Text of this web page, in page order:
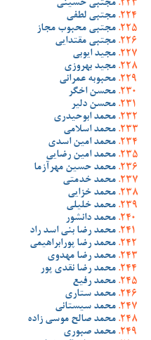
مجتبی حسینی
مجتبی لطفی
مجتبی محبوب مجاز
مجتبی مقتدایی
مجید ایوبی
مجید بهروزی
محبوبه عمرانی
محسن اخگر
محسن دلیر
محمد ابوحیدری
محمد اسلامی
محمد امین اسدی
محمد امین رضایی
محمد حسین مهرآزما
محمد خدمتی
محمد خزایی
محمد خلیلی
محمد دانشور
محمد رضا بنی اسد راد
محمد رضا پورابراهیمی
محمد رضا مهدوی
محمد رضا نقدی پور
محمد رفیع
محمد ستاری
محمد سیستانی
محمد صالح موسی زاده
محمد صبوری